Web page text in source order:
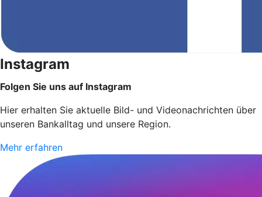
Instagram
Folgen Sie uns auf Instagram
Hier erhalten Sie aktuelle Bild- und Videonachrichten über
unseren Bankalltag und unsere Region.
Mehr erfahren